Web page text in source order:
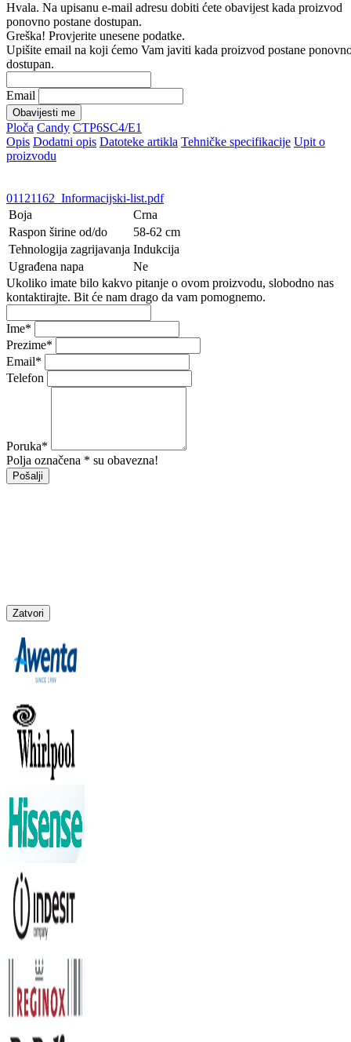
Hvala. Na upisanu e-mail adresu dobiti ćete obavijest kada proizvod
ponovno postane dostupan.
Greška! Provjerite unesene podatke.
Upišite email na koji ćemo Vam javiti kada proizvod postane
dostupan.
Email
Obavijesti me
Ploča Candy CTP6SC4/E1
Opis Dodatni opis Datoteke artikla Tehničke specifikacije Upit o
proizvodu
01121162_Informacijski-list.pdf
Boja
Crna
Raspon širine od/do
58-62 cm
Tehnologija zagrijavanja Indukcija
Ugrađena napa
Ne
Ukoliko imate bilo kakvo pitanje o ovom proizvodu, slobodno nas
kontaktirajte. Bit će nam drago da vam pomognemo.
Ime*
Prezime*
Email*
Telefon
Poruka*
Polja označena * su obavezna!
Pošalji
Zatvori